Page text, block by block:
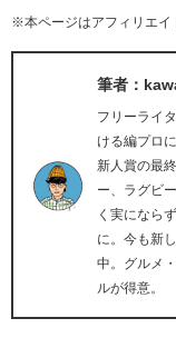
※本ページはアフィリエイ
筆者：
フリーライ
ける編プロ
新人賞の最
ー、ラグビ
く実になら
に。今も新
中。グルメ
ルが得意。